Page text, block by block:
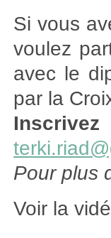
Si vous
voulez
avec le
par la
Pour plus
Voir la